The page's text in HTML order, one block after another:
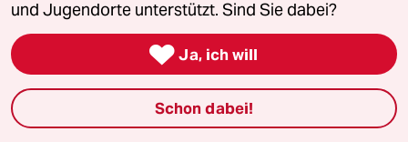
taz Archiv
Mehr taz Angebote
und Jugendorte unterstützt. Sind Sie dabei?
 Ja, ich will
Schon dabei!